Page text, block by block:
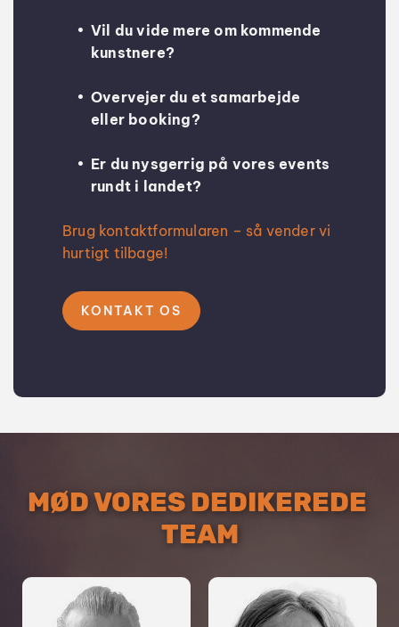
Vil du vide mere om kommende
kunstnere?
Overvejer du et samarbejde
eller booking?
Er du nysgerrig på vores events
rundt i landet?
Brug kontaktformularen – så vender vi
hurtigt tilbage!
KONTAKT OS
MØD VORES DEDIKEREDE
TEAM
ADGANG TIL
EKSKLUSIVT
PRESALE &
NYHEDER?